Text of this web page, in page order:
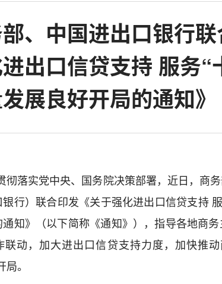
、中国进出口银行
出口信贷支持 服务“
展良好开局的通知》
彻落实党中央、国务院决策部署，近日，商
银行）联合印发《关于强化进出口信贷支持
通知》（以下简称《通知》），指导各地商
联动，加大进出口信贷支持力度， 加快推动
。